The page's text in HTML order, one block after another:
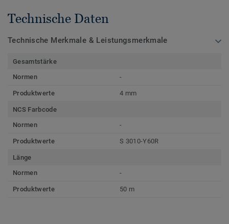
Technische Daten
Technische Merkmale & Leistungsmerkmale
Gesamtstärke
Normen
-
Produktwerte 4 mm
NCS Farbcode
Normen
-
Produktwerte S 3010-Y60R
Länge
Normen
-
Produktwerte 50 m